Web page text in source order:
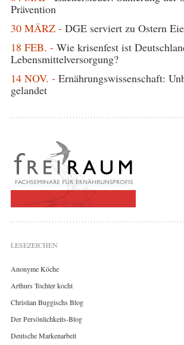
Prävention
30 MÄRZ - DGE serviert zu Ostern
18 FEB. - Wie krisenfest ist
Lebensmittelversorgung?
14 NOV. - Ernährungswissenschaft:
gelandet
LESEZEICHEN
Anonyme Köche
Arthurs Tochter kocht
Christian Buggischs Blog
Der Persönlichkeits-Blog
Deutsche Markenarbeit